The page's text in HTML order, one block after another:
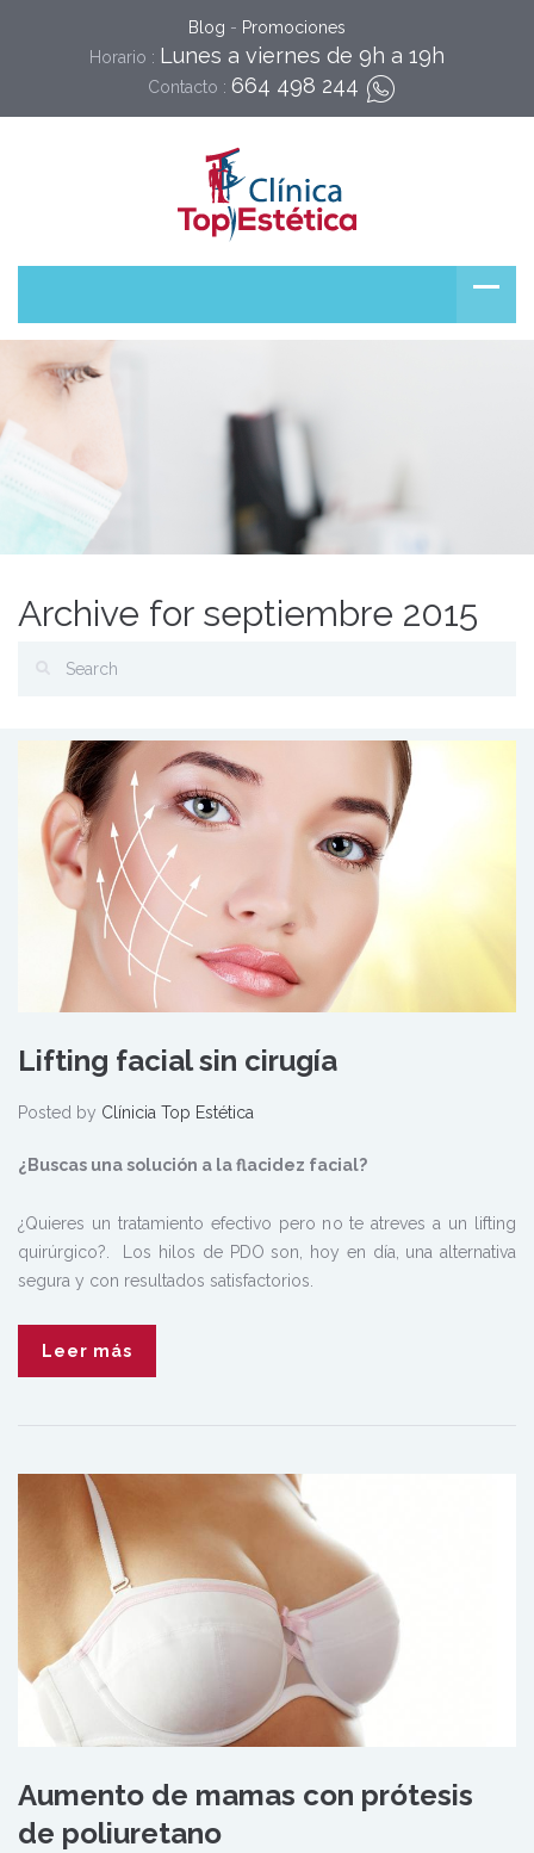
Blog - Promociones
Horario : Lunes a viernes de 9h a 19h
Contacto : 664 498 244
Archive for septiembre 2015
Lifting facial sin cirugía
Posted by Clínicia Top Estética
¿Buscas una solución a la flacidez facial?
¿Quieres un tratamiento efectivo pero no te atreves a un lifting
quirúrgico?. Los hilos de PDO son, hoy en día, una alternativa
segura y con resultados satisfactorios.
Leer más
Aumento de mamas con prótesis
de poliuretano